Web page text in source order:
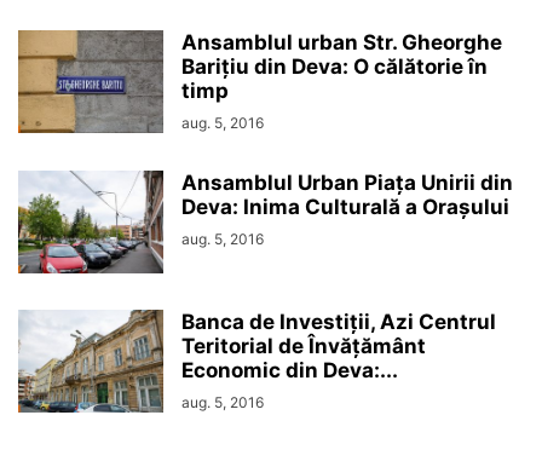
Ansamblul urban Str. Gheorghe
Barițiu din Deva: O călătorie în
timp
aug. 5, 2016
Ansamblul Urban Piața Unirii din
Deva: Inima Culturală a Orașului
aug. 5, 2016
Banca de Investiții, Azi Centrul
Teritorial de Învățământ
Economic din Deva:...
aug. 5, 2016